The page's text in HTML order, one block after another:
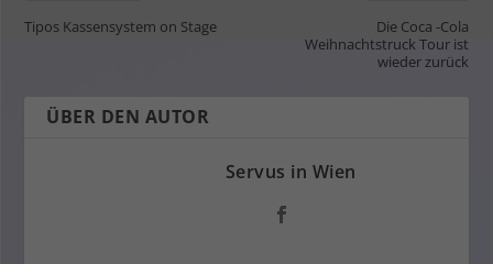
Tipos Kassensystem on Stage
Die Coca -Cola
Weihnachtstruck Tour ist
wieder zurück
ÜBER DEN AUTOR
Servus in Wien